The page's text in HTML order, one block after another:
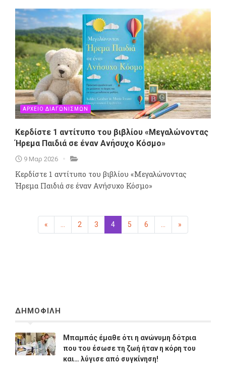
ΑΡΧΕΙΟ ΔΙΑΓΩΝΙΣΜΩΝ
Κερδίστε 1 αντίτυπο του βιβλίου «Μεγαλώνοντας
Ήρεμα Παιδιά σε έναν Ανήσυχο Κόσμο»
9 Μαρ 2026
Κερδίστε 1 αντίτυπο του βιβλίου «Μεγαλώνοντας
Ήρεμα Παιδιά σε έναν Ανήσυχο Κόσμο»
« Προηγούμενη
2 3 4 (επιλεγμένη)
5 6 »
ΔΗΜΟΦΙΛΗ
Μπαμπάς έμαθε ότι η ανώνυμη δότρια
που του έσωσε τη ζωή ήταν η κόρη του
και… λύγισε από συγκίνηση!